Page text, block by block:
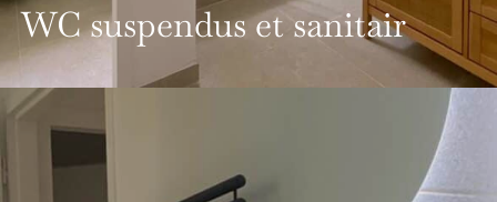
WC suspendus et sanitair